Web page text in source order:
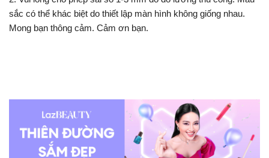
sắc có thể khác biệt do thiết lập màn hình không giống nhau.
Mong bạn thông cảm. Cảm ơn bạn.